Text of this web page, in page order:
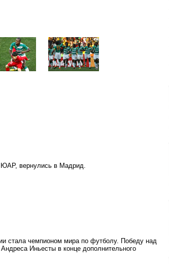
ЮАР, вернулись в Мадрид.
стала чемпионом мира по футболу. Победу над
Иньесты в конце дополнительного